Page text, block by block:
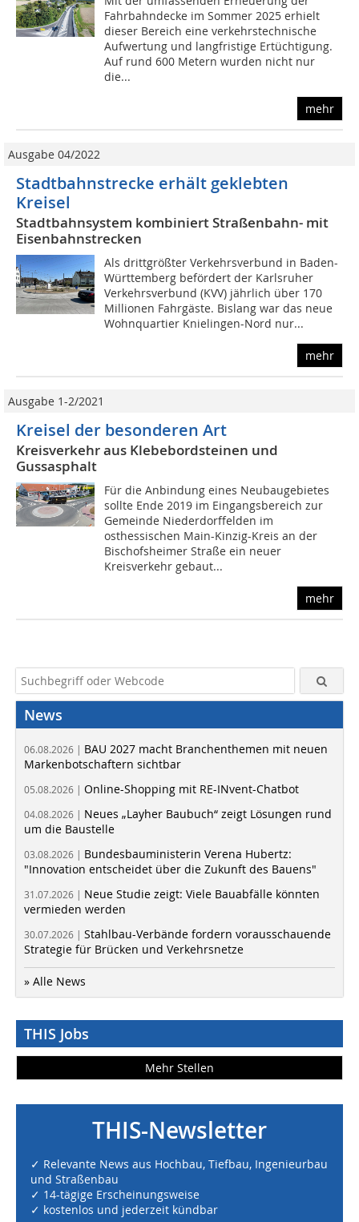
Fahrbahndecke im Sommer 2025 erhielt
dieser Bereich eine verkehrstechnische
Aufwertung und langfristige Ertüchtigung.
Auf rund 600 Metern wurden nicht nur
die...
mehr
Ausgabe 04/2022
Stadtbahnstrecke erhält geklebten
Kreisel
Stadtbahnsystem kombiniert Straßenbahn- mit
Eisenbahnstrecken
Als drittgrößter Verkehrsverbund in Baden-
Württemberg befördert der Karlsruher
Verkehrsverbund (KVV) jährlich über 170
Millionen Fahrgäste. Bislang war das neue
Wohnquartier Knielingen-Nord nur...
mehr
Ausgabe 1-2/2021
Kreisel der besonderen Art
Kreisverkehr aus Klebebordsteinen und
Gussasphalt
Für die Anbindung eines Neubaugebietes
sollte Ende 2019 im Eingangsbereich zur
Gemeinde Niederdorffelden im
osthessischen Main-Kinzig-Kreis an der
Bischofsheimer Straße ein neuer
Kreisverkehr gebaut...
mehr
News
06.08.2026 | BAU 2027 macht Branchenthemen mit neuen
Markenbotschaftern sichtbar
05.08.2026 | Online-Shopping mit RE-INvent-Chatbot
04.08.2026 | Neues „Layher Baubuch“ zeigt Lösungen rund
um die Baustelle
03.08.2026 | Bundesbauministerin Verena Hubertz:
"Innovation entscheidet über die Zukunft des Bauens"
31.07.2026 | Neue Studie zeigt: Viele Bauabfälle könnten
vermieden werden
30.07.2026 | Stahlbau-Verbände fordern vorausschauende
Strategie für Brücken und Verkehrsnetze
» Alle News
THIS Jobs
Mehr Stellen
THIS-Newsletter
✓ Relevante News aus Hochbau, Tiefbau, Ingenieurbau
und Straßenbau
✓ 14-tägige Erscheinungsweise
✓ kostenlos und jederzeit kündbar